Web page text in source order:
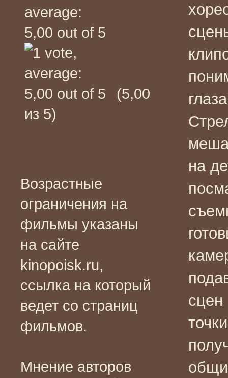
(5,00
из 5)
Возрастные
ограничения на
фильмы указаны
на сайте
kinopoisk.ru,
ссылка на который
ведет со страниц
фильмов.
Мнение авторов
на
сцен